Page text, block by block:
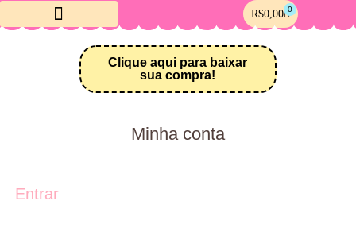
R$0,00 0
Clique aqui para baixar
sua compra!
Minha conta
Entrar